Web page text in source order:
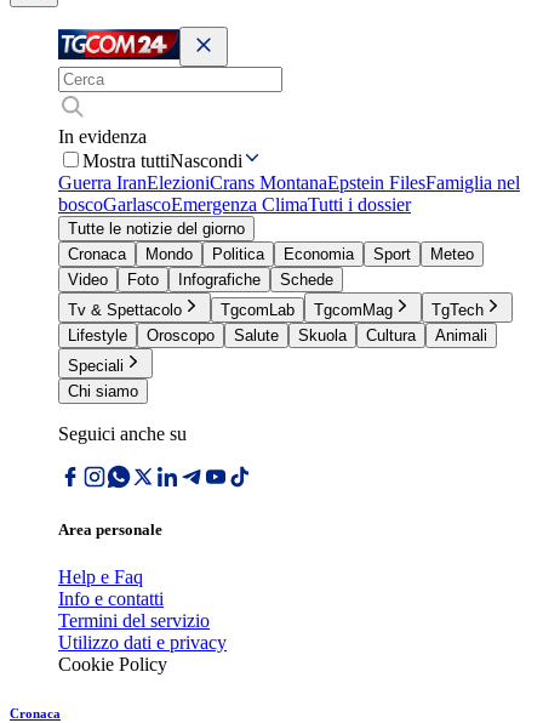
In evidenza
Mostra tuttiNascondi
Guerra IranElezioniCrans MontanaEpstein FilesFamiglia nel
boscoGarlascoEmergenza ClimaTutti i dossier
Tutte le notizie del giorno
Cronaca
Mondo Politica Economia Sport
Meteo
Video
Foto Infografiche
Schede
Tv & Spettacolo
TgcomLab TgcomMag
TgTech
Lifestyle
Oroscopo Salute Skuola Cultura
Animali
Speciali
Chi siamo
Seguici anche su
Area personale
Help e Faq
Info e contatti
Termini del servizio
Utilizzo dati e privacy
Cookie Policy
Cronaca